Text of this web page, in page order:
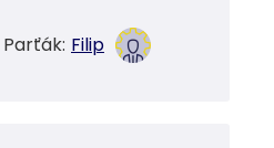
Parťák: Filip